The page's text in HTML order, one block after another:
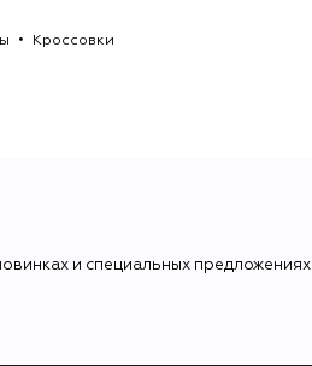
Кроссовки
и специальных предложениях